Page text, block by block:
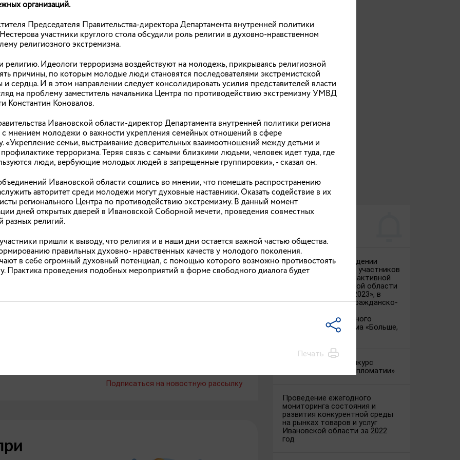
национального проекта «Молодежь и дети».
Воздушно-десантных войск
десантных войск России, на митинге в Сквере десантников
общественности и органов власти. К поздравлениям
98-й гвардейской воздушно-десантной дивизии присоединился
в госпитале, поздравили с
праздником
в Иванове фонд «Своих не бросаем» и инициативные жители
лечение и реабилитацию в военном госпитале. В этот
дивизии передали свежие овощи и фрукты.
реабилитационные программы для участников
центр в Иванове разработал ряд уникальных
СВО, включая выездные и телемедицинские формы
разработки центра признаны лучшими практиками в
Подписаться на новостную рассылку
Объявление о проведении
конкурсного отбора участников
проекта поощрения активной
молодежи Ивановской области
«Лидеры региона – 2023», в
рамках программы гражданско-
общественно полезного
молодежного туризма «Больше,
чем путешествие»
Международный конкурс
«Лидер народной дипломатии»
Проведение ежегодного
мониторинга состояния и
развития конкурентной среды
на рынках товаров и услуг
Ивановской области за 2022
год
организаций.
Председателя Правительства-директора Департамента внутренней политики
участники круглого стола обсудили роль религии в духовно-нравственном
религиозного экстремизма.
религию. Идеологи терроризма воздействуют на молодежь, прикрываясь религиозной
причины, по которым молодые люди становятся последователями экстремистской
и сердца. И в этом направлении следует консолидировать усилия представителей власти
на проблему заместитель начальника Центра по противодействию экстремизму УМВД
Константин Коновалов.
Ивановской области-директор Департамента внутренней политики региона
с мнением молодежи о важности укрепления семейных отношений в сфере
«Укрепление семьи, выстраивание доверительных взаимоотношений между детьми и
терроризма. Теряя связь с самыми близкими людьми, человек идет туда, где
люди, вербующие молодых людей в запрещенные группировки», - сказал он.
Ивановской области сошлись во мнении, что помешать распространению
авторитет среди молодежи могут духовные наставники. Оказать содействие в их
регионального Центра по противодействию экстремизму. В данный момент
дней открытых дверей в Ивановской Соборной мечети, проведения совместных
разных религий.
пришли к выводу, что религия и в наши дни остается важной частью общества.
правильных духовно- нравственных качеств у молодого поколения.
в себе огромный духовный потенциал, с помощью которого возможно противостоять
Практика проведения подобных мероприятий в форме свободного диалога будет
Печать